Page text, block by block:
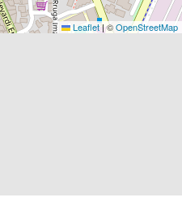
Leaflet|©OpenStreetMap